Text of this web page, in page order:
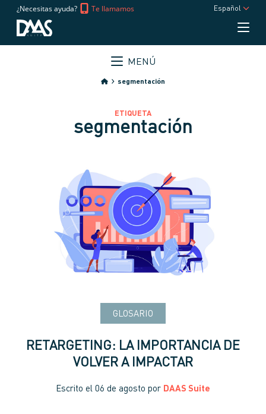
¿Necesitas ayuda? Te llamamos Español
MENÚ
segmentación
ETIQUETA
segmentación
GLOSARIO
RETARGETING: LA IMPORTANCIA DE
VOLVER A IMPACTAR
Escrito el 06 de agosto por DAAS Suite